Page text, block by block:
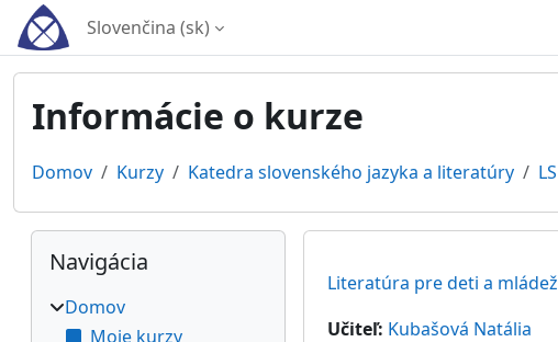
Preskočiť na hlavný obsah
Slovenčina ‎(sk)‎
Informácie o kurze
Domov Kurzy Katedra slovenského jazyka a literatúry LS
Literatúra pre deti a mládež
Učiteľ: Kubašová Natália
Bloky
Preskočiť Navigácia
Navigácia
Domov
Moje kurzy